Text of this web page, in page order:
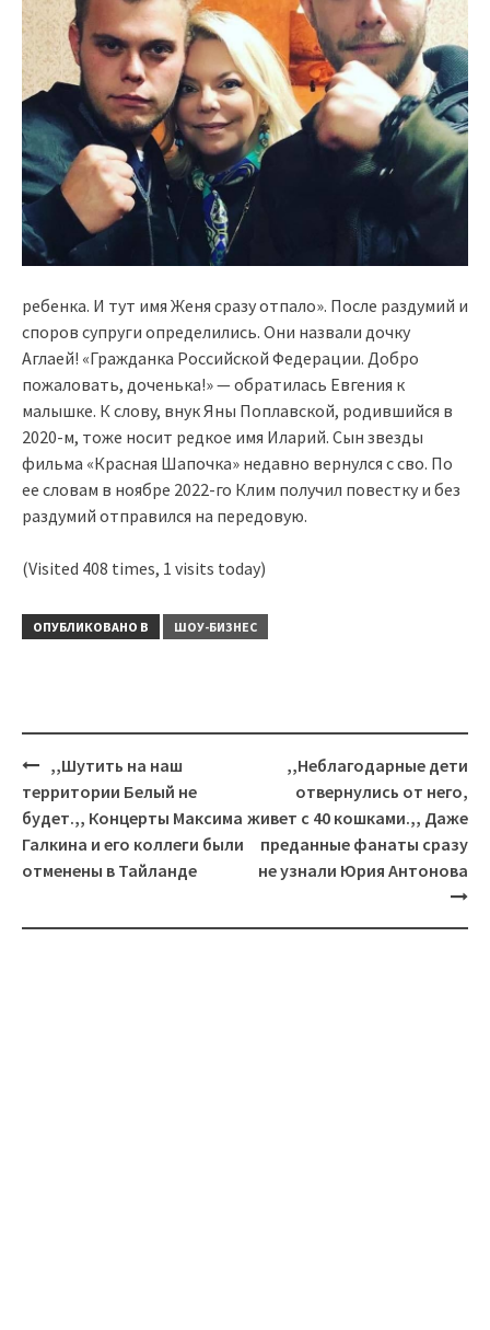
ребенка. И тут имя Женя сразу отпало». После раздумий и
споров супруги определились. Они назвали дочку
Аглаей! «Гражданка Российской Федерации. Добро
пожаловать, доченька!» — обратилась Евгения к
малышке. К слову, внук Яны Поплавской, родившийся в
2020-м, тоже носит редкое имя Иларий. Сын звезды
фильма «Красная Шапочка» недавно вернулся с сво. По
ее словам в ноябре 2022-го Клим получил повестку и без
раздумий отправился на передовую.
(Visited 408 times, 1 visits today)
ОПУБЛИКОВАНО В ШОУ-БИЗНЕС
Навигация
,,Шутить на наш
территории Белый не
будет.,, Концерты Максима
Галкина и его коллеги были
отменены в Тайланде
,,Неблагодарные дети
отвернулись от него,
живет с 40 кошками.,, Даже
преданные фанаты сразу
не узнали Юрия Антонова